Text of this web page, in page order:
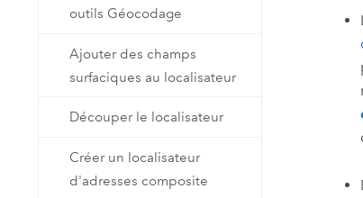
outils Géocodage
Ajouter des champs
surfaciques au localisateur
Découper le localisateur
Créer un localisateur
d'adresses composite